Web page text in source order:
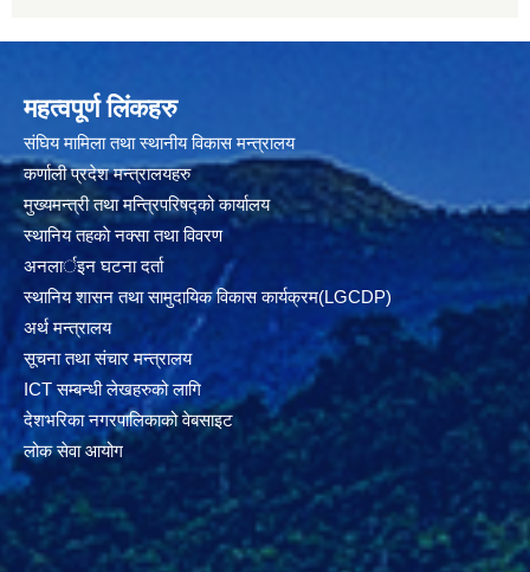
महत्वपूर्ण लिंकहरु
संघिय मामिला तथा स्थानीय विकास मन्त्रालय
कर्णाली प्रदेश मन्त्रालयहरु
मुख्यमन्त्री तथा मन्त्रिपरिषद्को कार्यालय
स्थानिय तहकाे नक्सा तथा विवरण
अनलार्इन घटना दर्ता
स्थानिय शासन तथा सामुदायिक विकास कार्यक्रम(LGCDP)
अर्थ मन्त्रालय
सूचना तथा संचार मन्त्रालय
ICT सम्बन्धी लेखहरुको लागि
देशभरिका नगरपालिकाको वेबसाइट
लोक सेवा आयोग